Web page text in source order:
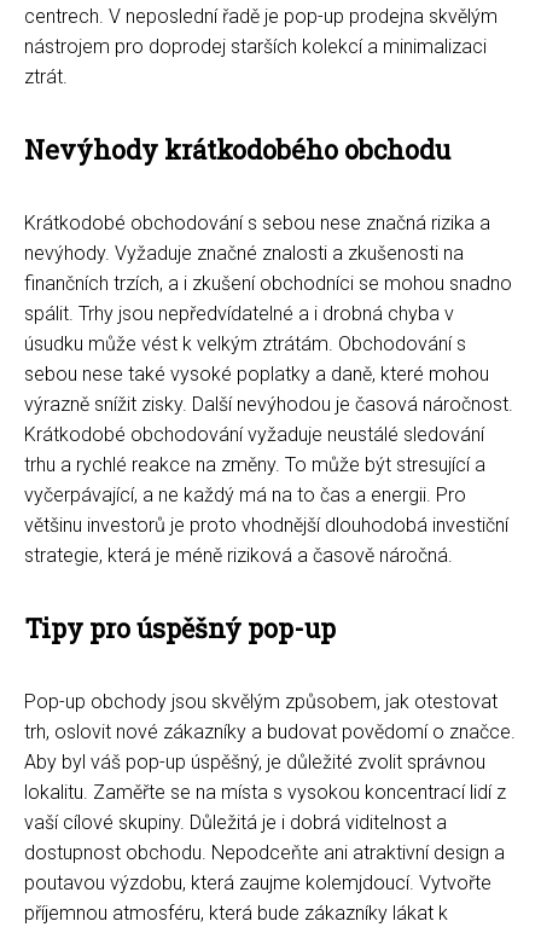
centrech. V neposlední řadě je pop-up prodejna skvělým
nástrojem pro doprodej starších kolekcí a minimalizaci
ztrát.
Nevýhody krátkodobého obchodu
Krátkodobé obchodování s sebou nese značná rizika a
nevýhody. Vyžaduje značné znalosti a zkušenosti na
finančních trzích, a i zkušení obchodníci se mohou snadno
spálit. Trhy jsou nepředvídatelné a i drobná chyba v
úsudku může vést k velkým ztrátám. Obchodování s
sebou nese také vysoké poplatky a daně, které mohou
výrazně snížit zisky. Další nevýhodou je časová náročnost.
Krátkodobé obchodování vyžaduje neustálé sledování
trhu a rychlé reakce na změny. To může být stresující a
vyčerpávající, a ne každý má na to čas a energii. Pro
většinu investorů je proto vhodnější dlouhodobá investiční
strategie, která je méně riziková a časově náročná.
Tipy pro úspěšný pop-up
Pop-up obchody jsou skvělým způsobem, jak otestovat
trh, oslovit nové zákazníky a budovat povědomí o značce.
Aby byl váš pop-up úspěšný, je důležité zvolit správnou
lokalitu. Zaměřte se na místa s vysokou koncentrací lidí z
vaší cílové skupiny. Důležitá je i dobrá viditelnost a
dostupnost obchodu. Nepodceňte ani atraktivní design a
poutavou výzdobu, která zaujme kolemjdoucí. Vytvořte
příjemnou atmosféru, která bude zákazníky lákat k